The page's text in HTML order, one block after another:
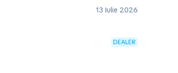
13 Iulie 2026
DEALER